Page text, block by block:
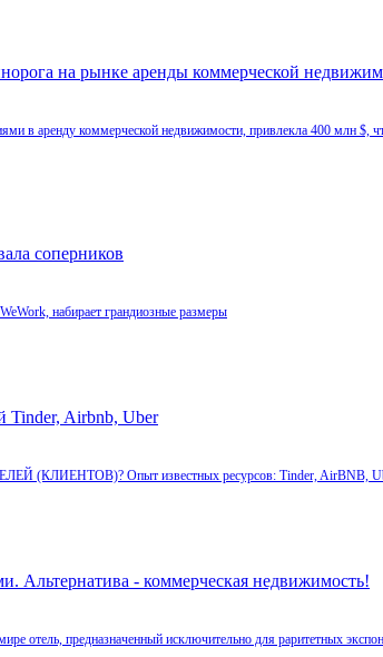
на рынке аренды коммерческой
в аренду коммерческой недвижимости, привлекла 400 млн $,
соперников
набирает грандиозные размеры
Tinder, Airbnb, Uber
(КЛИЕНТОВ)? Опыт известных ресурсов: Tinder, AirBNB,
- коммерческая недвижимость!
отель, предназначенный исключительно для раритетных